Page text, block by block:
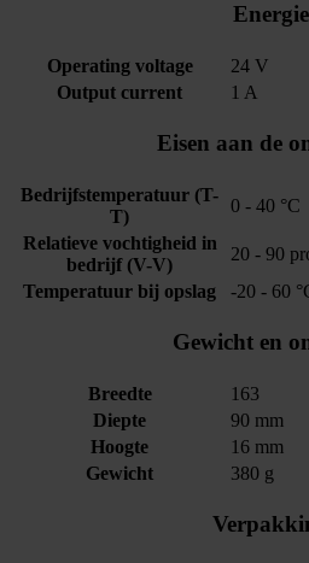
Energie
Operating voltage
24 V
Output current
1 A
Eisen aan de
Bedrijfstemperatuur (T-
T)
0 - 40 °C
Relatieve vochtigheid in
bedrijf (V-V)
20 - 90
Temperatuur bij opslag
-20 - 60
Gewicht en
Breedte
163
Diepte
90 mm
Hoogte
16 mm
Gewicht
380 g